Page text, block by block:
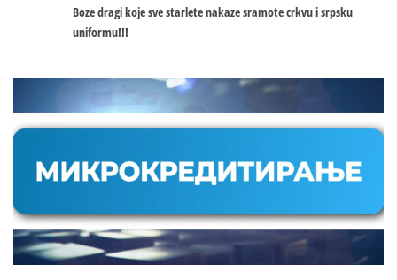
Boze dragi koje sve starlete nakaze sramote crkvu i srpsku
uniformu!!!